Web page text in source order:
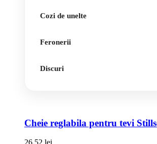
Cozi de unelte
Feronerii
Discuri
Cheie reglabila pentru tevi